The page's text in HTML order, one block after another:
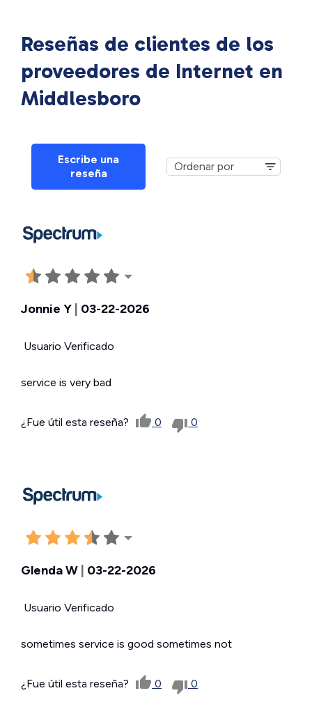
Reseñas de clientes de los
proveedores de Internet en
Middlesboro
Escribe una
reseña
Jonnie Y 03-22-2026
Usuario Verificado
service is very bad
¿Fue útil esta reseña? 0 0
Glenda W | 03-22-2026
Usuario Verificado
sometimes service is good sometimes not
¿Fue útil esta reseña? 0 0